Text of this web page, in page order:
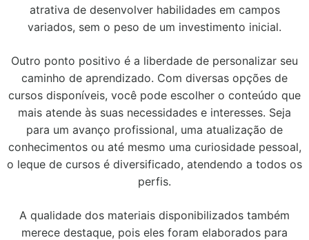
atrativa de desenvolver habilidades em campos
variados, sem o peso de um investimento inicial.
Outro ponto positivo é a liberdade de personalizar seu
caminho de aprendizado. Com diversas opções de
cursos disponíveis, você pode escolher o conteúdo que
mais atende às suas necessidades e interesses. Seja
para um avanço profissional, uma atualização de
conhecimentos ou até mesmo uma curiosidade pessoal,
o leque de cursos é diversificado, atendendo a todos os
perfis.
A qualidade dos materiais disponibilizados também
merece destaque, pois eles foram elaborados para